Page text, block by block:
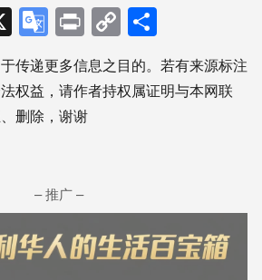
X Google
Translate
PrintCopy
Link享
传递更多信息之目的。若有来源标注
权益，请作者持权属证明与本网联
删除，谢谢
– 推广 –